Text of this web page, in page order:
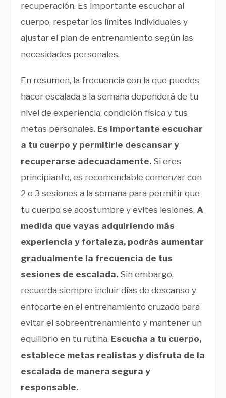
recuperación. Es importante escuchar al
cuerpo, respetar los límites individuales y
ajustar el plan de entrenamiento según las
necesidades personales.
En resumen, la frecuencia con la que puedes
hacer escalada a la semana dependerá de tu
nivel de experiencia, condición física y tus
metas personales. Es importante escuchar
a tu cuerpo y permitirle descansar y
recuperarse adecuadamente. Si eres
principiante, es recomendable comenzar con
2 o 3 sesiones a la semana para permitir que
tu cuerpo se acostumbre y evites lesiones. A
medida que vayas adquiriendo más
experiencia y fortaleza, podrás aumentar
gradualmente la frecuencia de tus
sesiones de escalada. Sin embargo,
recuerda siempre incluir días de descanso y
enfocarte en el entrenamiento cruzado para
evitar el sobreentrenamiento y mantener un
equilibrio en tu rutina. Escucha a tu cuerpo,
establece metas realistas y disfruta de la
escalada de manera segura y
responsable.